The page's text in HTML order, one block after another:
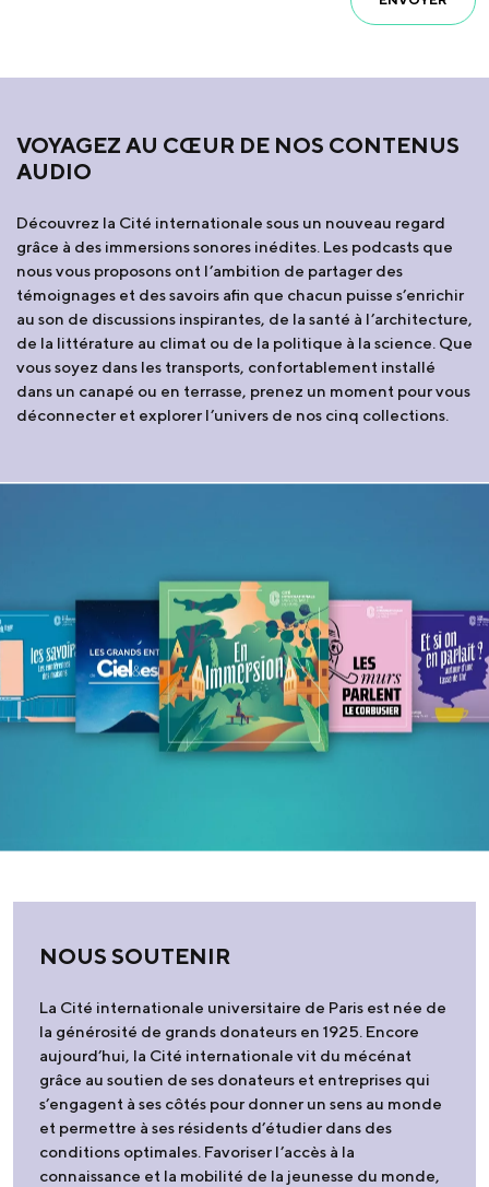
VOYAGEZ AU CŒUR DE NOS CONTENUS
AUDIO
Découvrez la Cité internationale sous un nouveau regard
grâce à des immersions sonores inédites. Les podcasts que
nous vous proposons ont l’ambition de partager des
témoignages et des savoirs afin que chacun puisse s’enrichir
au son de discussions inspirantes, de la santé à l’architecture,
de la littérature au climat ou de la politique à la science. Que
vous soyez dans les transports, confortablement installé
dans un canapé ou en terrasse, prenez un moment pour vous
déconnecter et explorer l’univers de nos cinq collections.
NOUS SOUTENIR
La Cité internationale universitaire de Paris est née de
la générosité de grands donateurs en 1925. Encore
aujourd’hui, la Cité internationale vit du mécénat
grâce au soutien de ses donateurs et entreprises qui
s’engagent à ses côtés pour donner un sens au monde
et permettre à ses résidents d’étudier dans des
conditions optimales. Favoriser l’accès à la
connaissance et la mobilité de la jeunesse du monde,